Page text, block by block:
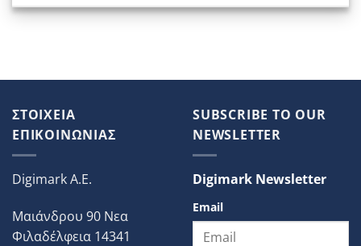
ΣΤΟΙΧΕΙΑ
ΕΠΙΚΟΙΝΩΝΙΑΣ
Digimark A.E.
Μαιάνδρου 90 Νεα
Φιλαδέλφεια 14341
SUBSCRIBE TO OUR
NEWSLETTER
Digimark Newsletter
Email